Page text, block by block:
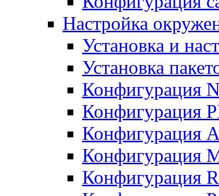
Настройка
Установка и
Установка
Конфигурация
Конфигурация
Конфигурация
Конфигурация
Конфигурация